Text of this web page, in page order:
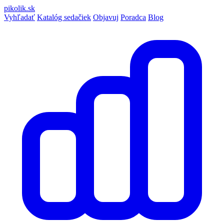
pikolik.sk
Vyhľadať Katalóg sedačiek Objavuj Poradca Blog